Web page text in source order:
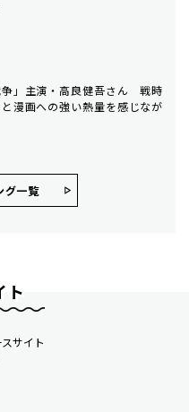
争」主演・高良健吾さん 戦時
漫画への強い熱量を感じなが
グ⼀覧
ト
サイト